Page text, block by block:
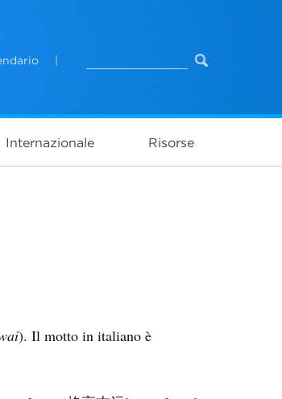
Internazionale Risorse
). Il motto in italiano è